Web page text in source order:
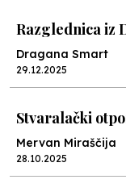
Razglednica iz
Dragana Smart
29.12.2025
Stvaralački
Mervan Miraščija
28.10.2025